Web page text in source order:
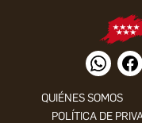
QUIÉNES SOMOS
POLÍTICA DE